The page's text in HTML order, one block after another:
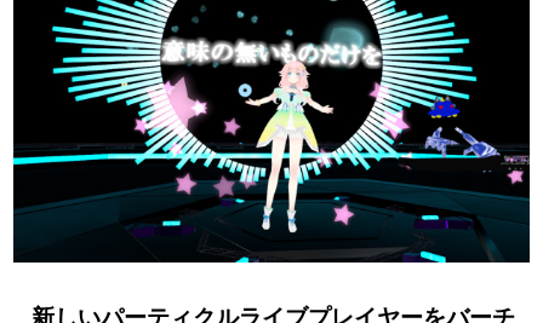
新しいパーティクルライブプレイヤーをバーチ